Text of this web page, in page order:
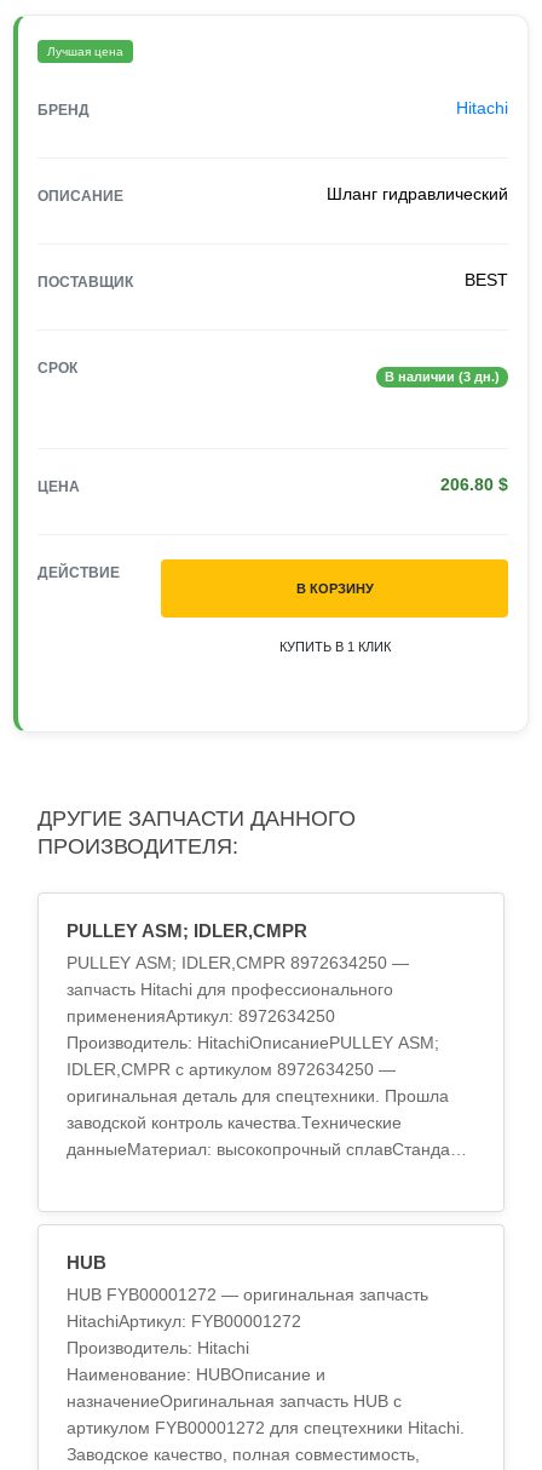
Лучшая цена
БРЕНД Hitachi
ОПИСАНИЕ Шланг гидравлический
ПОСТАВЩИК BEST
СРОК В наличии (3 дн.)
ЦЕНА 206.80 $
ДЕЙСТВИЕ
В КОРЗИНУ
КУПИТЬ В 1 КЛИК
ДРУГИЕ ЗАПЧАСТИ ДАННОГО
ПРОИЗВОДИТЕЛЯ:
PULLEY ASM; IDLER,CMPR
PULLEY ASM; IDLER,CMPR 8972634250 —
запчасть Hitachi для профессионального
примененияАртикул: 8972634250
Производитель: HitachiОписаниеPULLEY ASM;
IDLER,CMPR с артикулом 8972634250 —
оригинальная деталь для спецтехники. Прошла
заводской контроль качества.Технические
данныеМатериал: высокопрочный сплавСтандарт:
HUB
HUB FYB00001272 — оригинальная запчасть
HitachiАртикул: FYB00001272
Производитель: Hitachi
Наименование: HUBОписание и
назначениеОригинальная запчасть HUB с
артикулом FYB00001272 для спецтехники Hitachi.
Заводское качество, полная совместимость,